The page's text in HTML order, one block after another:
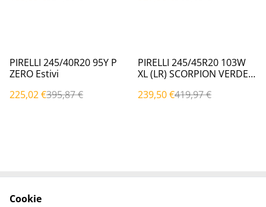
%
PIRELLI 245/40R20 95Y P
ZERO Estivi
225,02 €395,87 €
%
PIRELLI 245/45R20 103W
XL (LR) SCORPION VERDE
239,50 €419,97 €
Cookie